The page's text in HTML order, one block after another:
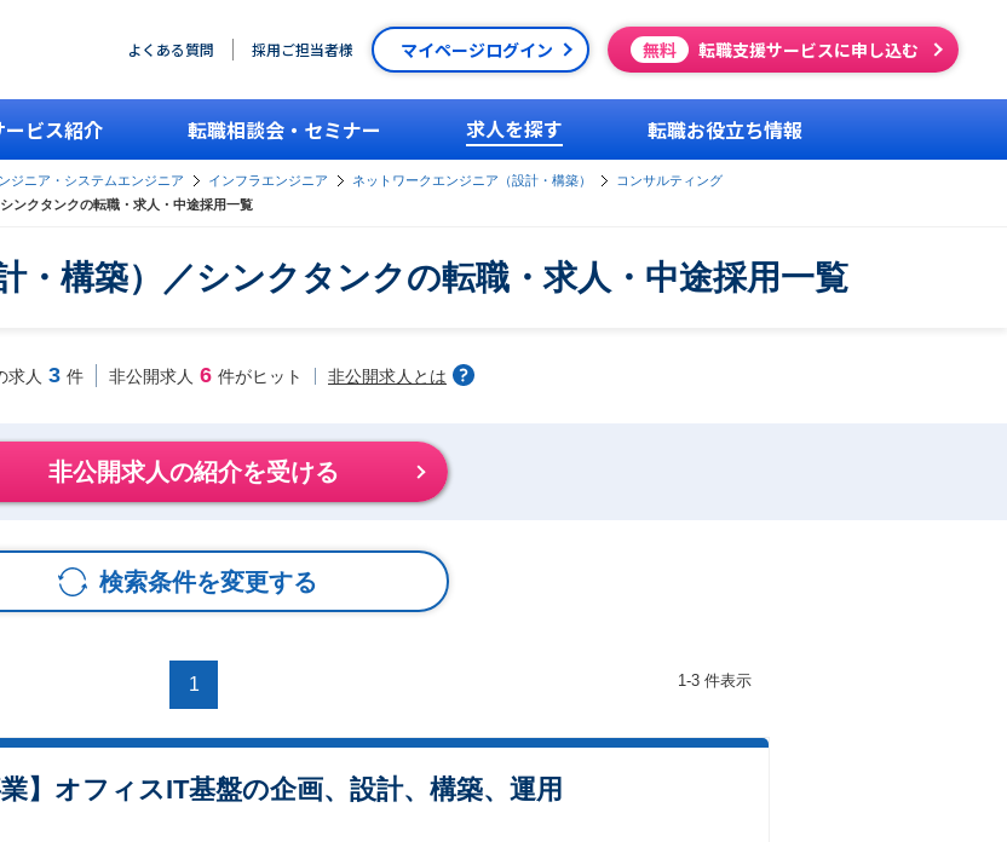
よくある質問 採用ご担当者様 マイページログイン 無料 転職支援サービスに申し込む
ービス紹介 転職相談会・セミナー 求人を探す 転職お役立ち情報
ジニア・システムエンジニア インフラエンジニア ネットワークエンジニア（設計・構築）
コンサルティング
ンクタンクの転職・求人・中途採用一覧
・構築）／シンクタンクの転職・求人・中途採用一覧
求人 3 件 非公開求人 6 件がヒット 非公開求人とは
非公開求人の紹介を受ける
検索条件を変更する
1 1-3 件表示
】オフィスIT基盤の企画、設計、構築、運用